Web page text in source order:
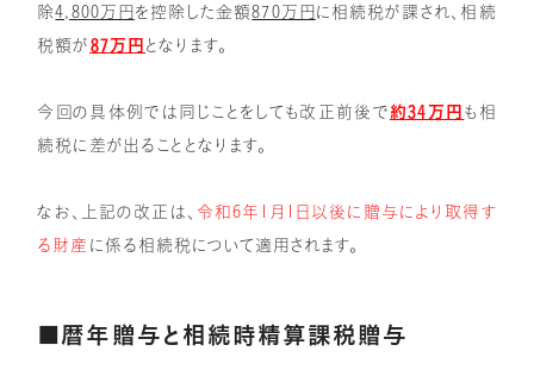
除4,800万円 を控除した金額870万円 に相続税が課され、相続
税額が 87万円 となります。
今回の具体例では同じことをしても改正前後で 約34万円 も相
続税に差が出ることとなります。
なお、上記の改正は、 令和6年1月1日以後に贈与により取得す
る財産 に係る相続税について適用されます。
■暦年贈与と相続時精算課税贈与